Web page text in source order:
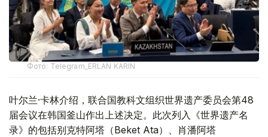
Фото: Telegram_ERLAN KARIN
叶尔兰·卡林介绍，联合国教科文组织世界遗产委员会第48
届会议在韩国釜山作出上述决定。此次列入《世界遗产名
录》的包括别克特阿塔（Beket Ata）、肖潘阿塔